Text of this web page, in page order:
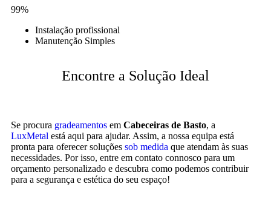
99%
Instalação profissional
Manutenção Simples
Encontre a Solução Ideal
Se procura gradeamentos em Cabeceiras de Basto, a
LuxMetal está aqui para ajudar. Assim, a nossa equipa está
pronta para oferecer soluções sob medida que atendam às suas
necessidades. Por isso, entre em contato connosco para um
orçamento personalizado e descubra como podemos contribuir
para a segurança e estética do seu espaço!